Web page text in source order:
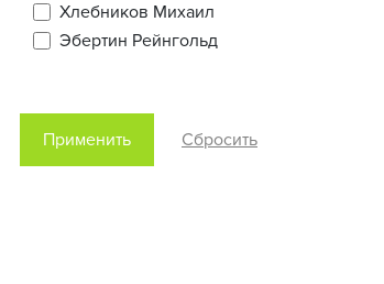
Хлебников Михаил
Эбертин Рейнгольд